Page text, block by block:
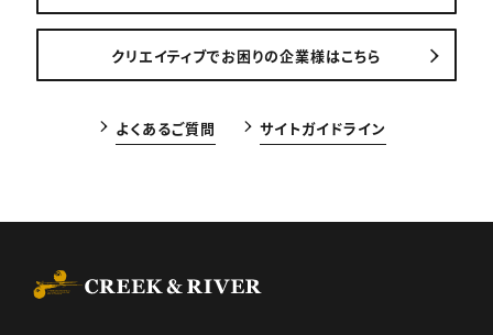
クリエイティブでお困りの企業様はこちら
よくあるご質問 サイトガイドライン